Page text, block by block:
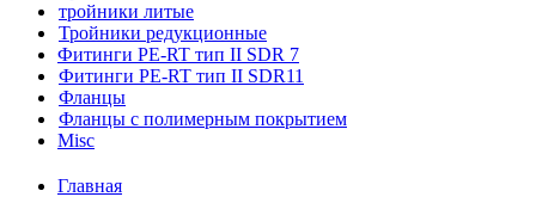
тройники литые
Тройники редукционные
Фитинги PE-RT тип II SDR 7
Фитинги PE-RT тип II SDR11
Фланцы
Фланцы с полимерным покрытием
Misc
Главная